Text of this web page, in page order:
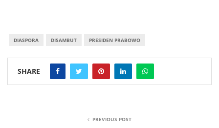
DIASPORA DISAMBUT PRESIDEN PRABOWO
SHARE
PREVIOUS POST